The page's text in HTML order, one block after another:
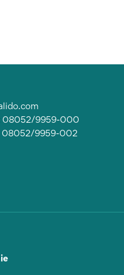
08052/9959-000
08052/9959-002